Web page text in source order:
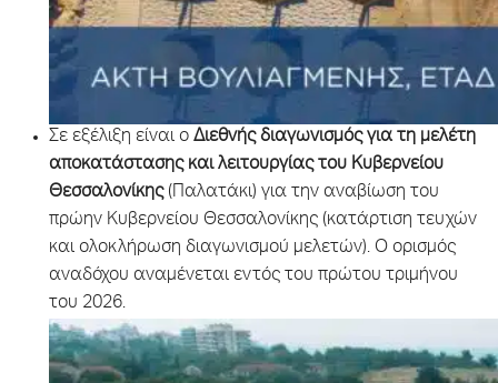
Σε εξέλιξη είναι ο Διεθνής διαγωνισμός για τη μελέτη
αποκατάστασης και λειτουργίας του Κυβερνείου
Θεσσαλονίκης (Παλατάκι) για την αναβίωση του
πρώην Κυβερνείου Θεσσαλονίκης (κατάρτιση τευχών
και ολοκλήρωση διαγωνισμού μελετών). Ο ορισμός
αναδόχου αναμένεται εντός του πρώτου τριμήνου
του 2026.